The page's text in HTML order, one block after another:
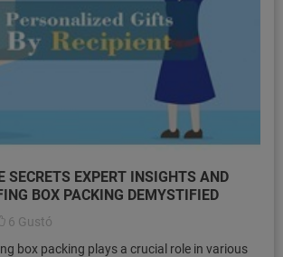
SECRETS EXPERT INSIGHTS AND
BOX PACKING DEMYSTIFIED
6 Gustó
box packing plays a crucial role in various